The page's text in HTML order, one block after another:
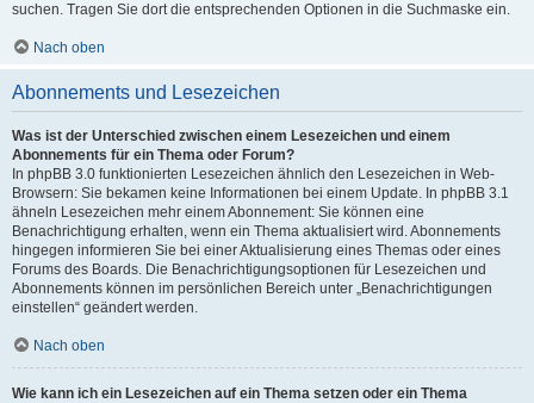
suchen. Tragen Sie dort die entsprechenden Optionen in die Suchmaske ein.
Nach oben
Abonnements und Lesezeichen
Was ist der Unterschied zwischen einem Lesezeichen und einem
Abonnements für ein Thema oder Forum?
In phpBB 3.0 funktionierten Lesezeichen ähnlich den Lesezeichen in Web-
Browsern: Sie bekamen keine Informationen bei einem Update. In phpBB 3.1
ähneln Lesezeichen mehr einem Abonnement: Sie können eine
Benachrichtigung erhalten, wenn ein Thema aktualisiert wird. Abonnements
hingegen informieren Sie bei einer Aktualisierung eines Themas oder eines
Forums des Boards. Die Benachrichtigungsoptionen für Lesezeichen und
Abonnements können im persönlichen Bereich unter „Benachrichtigungen
einstellen“ geändert werden.
Nach oben
Wie kann ich ein Lesezeichen auf ein Thema setzen oder ein Thema